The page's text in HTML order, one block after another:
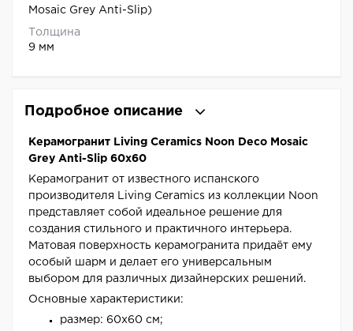
Mosaic Grey Anti-Slip)
Толщина
9 мм
Подробное описание
Керамогранит Living Ceramics Noon Deco Mosaic
Grey Anti-Slip 60x60
Керамогранит от известного испанского
производителя Living Ceramics из коллекции Noon
представляет собой идеальное решение для
создания стильного и практичного интерьера.
Матовая поверхность керамогранита придаёт ему
особый шарм и делает его универсальным
выбором для различных дизайнерских решений.
Основные характеристики:
размер: 60x60 см;